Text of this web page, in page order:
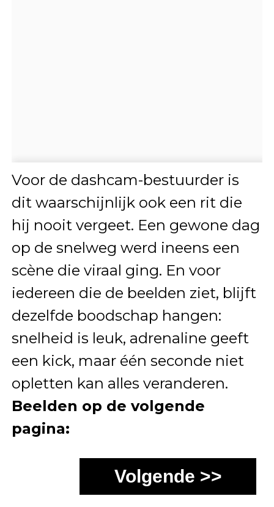
Voor de dashcam-bestuurder is
dit waarschijnlijk ook een rit die
hij nooit vergeet. Een gewone dag
op de snelweg werd ineens een
scène die viraal ging. En voor
iedereen die de beelden ziet, blijft
dezelfde boodschap hangen:
snelheid is leuk, adrenaline geeft
een kick, maar één seconde niet
opletten kan alles veranderen.
Beelden op de volgende
pagina:
Volgende >>